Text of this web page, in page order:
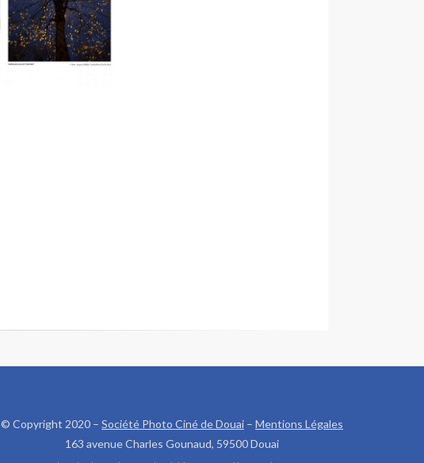
© Copyright 2020 – Société Photo Ciné de Douai – Mentions Légales
163 avenue Charles Gounaud, 59500 Douai